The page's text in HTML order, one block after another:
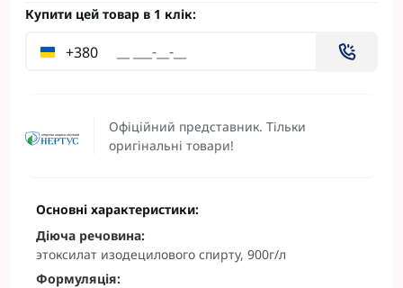
Офіційний представник. Тільки
оригінальні товари!
Купити цей товар в 1 клік:
+380
Основні характеристики:
Діюча речовина:
этоксилат изодецилового спирту, 900г/л
Формуляція: